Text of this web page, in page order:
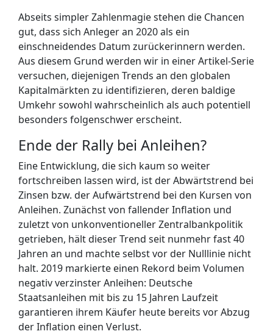
Abseits simpler Zahlenmagie stehen die Chancen
gut, dass sich Anleger an 2020 als ein
einschneidendes Datum zurückerinnern werden.
Aus diesem Grund werden wir in einer Artikel-Serie
versuchen, diejenigen Trends an den globalen
Kapitalmärkten zu identifizieren, deren baldige
Umkehr sowohl wahrscheinlich als auch potentiell
besonders folgenschwer erscheint.
Ende der Rally bei Anleihen?
Eine Entwicklung, die sich kaum so weiter
fortschreiben lassen wird, ist der Abwärtstrend bei
Zinsen bzw. der Aufwärtstrend bei den Kursen von
Anleihen. Zunächst von fallender Inflation und
zuletzt von unkonventioneller Zentralbankpolitik
getrieben, hält dieser Trend seit nunmehr fast 40
Jahren an und machte selbst vor der Nulllinie nicht
halt. 2019 markierte einen Rekord beim Volumen
negativ verzinster Anleihen: Deutsche
Staatsanleihen mit bis zu 15 Jahren Laufzeit
garantieren ihrem Käufer heute bereits vor Abzug
der Inflation einen Verlust.